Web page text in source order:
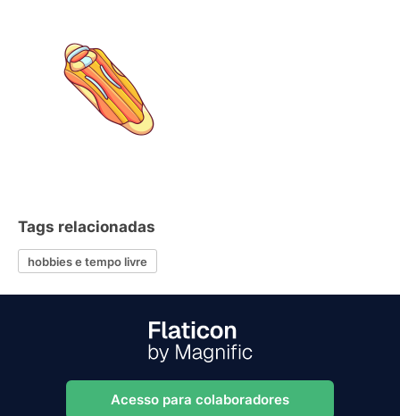
Tags relacionadas
hobbies e tempo livre
Acesso para colaboradores